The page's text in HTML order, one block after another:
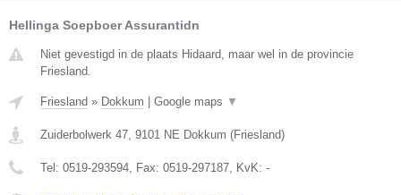
Hellinga Soepboer Assurantidn
Niet gevestigd in de plaats Hidaard, maar wel in de provincie
Friesland.
Friesland » Dokkum Google maps ▼
Zuiderbolwerk 47 9101 NE Dokkum (Friesland)
Tel: 0519-293594 , Fax: 0519-297187 , KvK: -